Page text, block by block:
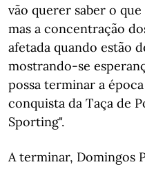
vão querer saber o que
mas a concentração
afetada quando estão
mostrando-se
possa terminar a
conquista da Taça de
Sporting".
A terminar, Domingos